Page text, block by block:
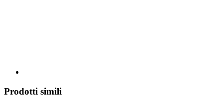
Prodotti simili